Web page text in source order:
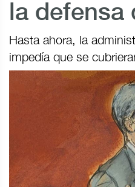
la defensa
Hasta ahora, la
impedía que se